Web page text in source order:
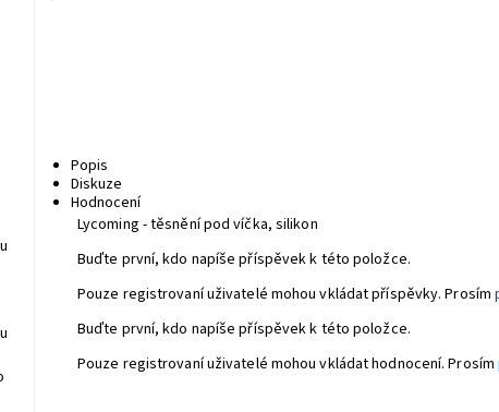
Popis
Diskuze
Hodnocení
Lycoming - těsnění pod víčka, silikon
Buďte první, kdo napíše příspěvek k této položce.
Pouze registrovaní uživatelé mohou vkládat příspěvky. Prosím
Buďte první, kdo napíše příspěvek k této položce.
Pouze registrovaní uživatelé mohou vkládat hodnocení. Prosím